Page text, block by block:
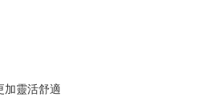
Chang Hwa Commercial
0,
加靈活舒適